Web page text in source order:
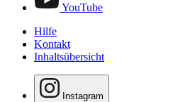
YouTube
Hilfe
Kontakt
Inhaltsübersicht
Instagram